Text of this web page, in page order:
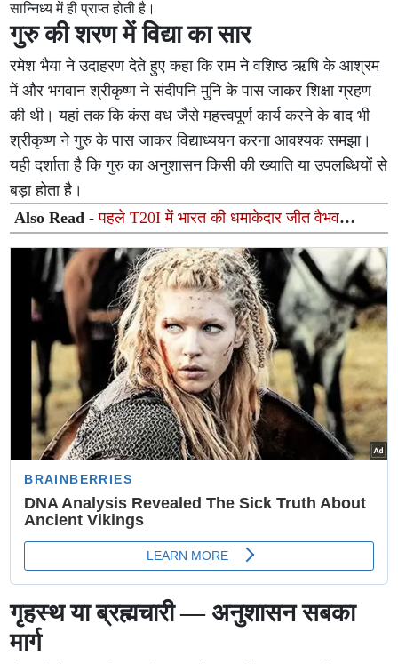
सान्निध्य में ही प्राप्त होती है।
गुरु की शरण में विद्या का सार
रमेश भैया ने उदाहरण देते हुए कहा कि राम ने वशिष्ठ ऋषि के आश्रम
में और भगवान श्रीकृष्ण ने संदीपनि मुनि के पास जाकर शिक्षा ग्रहण
की थी। यहां तक कि कंस वध जैसे महत्त्वपूर्ण कार्य करने के बाद भी
श्रीकृष्ण ने गुरु के पास जाकर विद्याध्ययन करना आवश्यक समझा।
यही दर्शाता है कि गुरु का अनुशासन किसी की ख्याति या उपलब्धियों से
बड़ा होता है।
Also Read -पहले T20I में भारत की धमाकेदार जीत वैभव
सूर्यवंशी का रिकॉर्ड तोड़ अर्धशतक, जिम्बाब्वे को 7 विकेट से रौंदा
गृहस्थ या ब्रह्मचारी — अनुशासन सबका
मार्ग